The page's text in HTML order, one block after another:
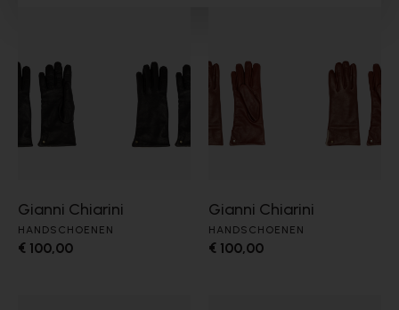
Gianni Chiarini
HANDSCHOENEN
€ 100,00
Gianni Chiarini
HANDSCHOENEN
€ 100,00